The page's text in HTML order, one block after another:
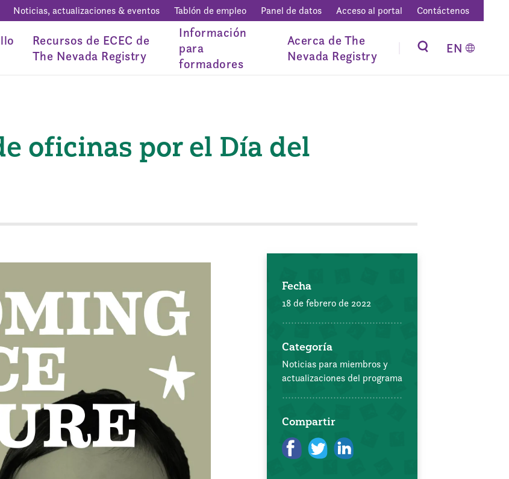
Noticias, actualizaciones & eventos Tablón de empleo Panel de datos Acceso al portal Contáctenos
Recursos de ECEC de
The Nevada Registry
Información
para
formadores
Acerca de The
Nevada Registry
EN
oficinas por el Día del
Fecha
18 de febrero de 2022
Categoría
Noticias para miembros y
actualizaciones del programa
Compartir